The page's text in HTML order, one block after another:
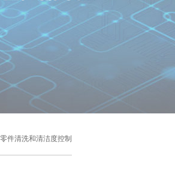
件清洗和清洁度控制